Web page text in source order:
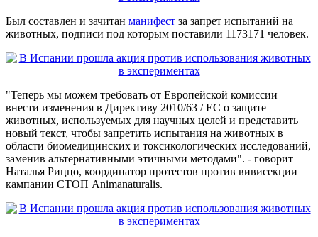
Был составлен и зачитан манифест за запрет испытаний на
животных, подписи под которым поставили 1173171 человек.
"Теперь мы можем требовать от Европейской комиссии
внести изменения в Директиву 2010/63 / ЕС о защите
животных, используемых для научных целей и представить
новый текст, чтобы запретить испытания на животных в
области биомедицинских и токсикологических исследований,
заменив альтернативными этичными методами". - говорит
Наталья Риццо, координатор протестов против вивисекции
кампании СТОП Animanaturalis.